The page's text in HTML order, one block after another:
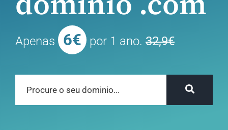
Apenas 6€ por 1 ano. 32,9€